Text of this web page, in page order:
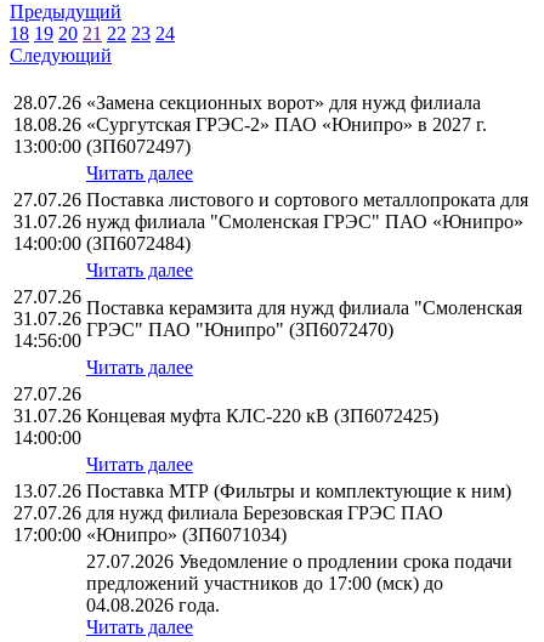
Предыдущий
18 19 20 21 22 23 24
Следующий
28.07.26
18.08.26
13:00:00
«Замена секционных ворот» для нужд филиала
«Сургутская ГРЭС-2» ПАО «Юнипро» в 2027 г.
(ЗП6072497)
Читать далее
27.07.26
31.07.26
14:00:00
Поставка листового и сортового металлопроката для
нужд филиала "Смоленская ГРЭС" ПАО «Юнипро»
(ЗП6072484)
Читать далее
27.07.26
31.07.26
14:56:00
Поставка керамзита для нужд филиала "Смоленская
ГРЭС" ПАО "Юнипро" (ЗП6072470)
Читать далее
27.07.26
31.07.26
14:00:00
Концевая муфта КЛС-220 кВ (ЗП6072425)
Читать далее
13.07.26
27.07.26
17:00:00
Поставка МТР (Фильтры и комплектующие к ним)
для нужд филиала Березовская ГРЭС ПАО
«Юнипро» (ЗП6071034)
27.07.2026 Уведомление о продлении срока подачи
предложений участников до 17:00 (мск) до
04.08.2026 года.
Читать далее